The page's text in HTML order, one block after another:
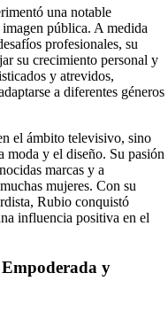
una notable
pública. A medida
profesionales, su
su crecimiento personal y
y atrevidos,
a diferentes géneros
el ámbito televisivo, sino
moda y el diseño. Su pasión
marcas y a
mujeres. Con su
Rubio conquistó
influencia positiva en el
y